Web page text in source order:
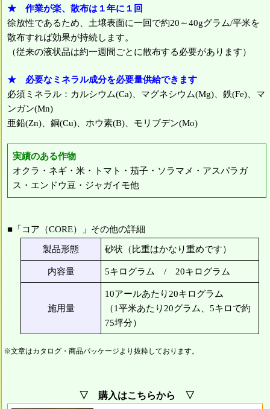
★ 作業が楽、散布は１年に１回
徐放性であるため、土壌表面に一回で約20～40gグラム/平米を
散布すれば効果が持続します。
（従来の液状品は約一週間ごとに散布する必要があります）
★ 必要なミネラル成分を必要量供給できます
必須ミネラル：カルシウム(Ca)、マグネシウム(Mg)、鉄(Fe)、マ
ンガン(Mn)
亜鉛(Zn)、銅(Cu)、ホウ素(B)、モリブデン(Mo)
実績のある作物
オクラ・ネギ・米・トマト・茄子・ソラマメ・アスパラガ
ス・エンドウ豆・ジャガイモ他
■「コア（CORE）」その他の詳細
製品形態 砂状（比重はかなり重めです）
内容量 5キログラム / 20キログラム
施用量
10アールあたり20キログラム
（1平米あたり20グラム、5キロで約
75坪分）
※文章はカタログ・商品パッケージより抜粋しております。
▽ 購入はこちらから ▽